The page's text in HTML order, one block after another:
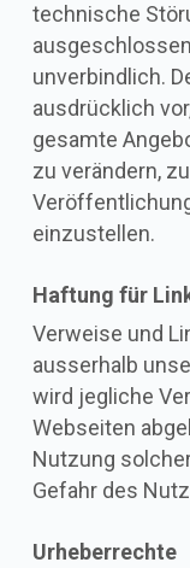
technische
unverbindlich.
ausdrücklich
gesamte
zu verändern,
einzustellen.
Haftung für
Verweise und
ausserhalb
wird jegliche
Webseiten
Nutzung
Gefahr des
Urheberrechte